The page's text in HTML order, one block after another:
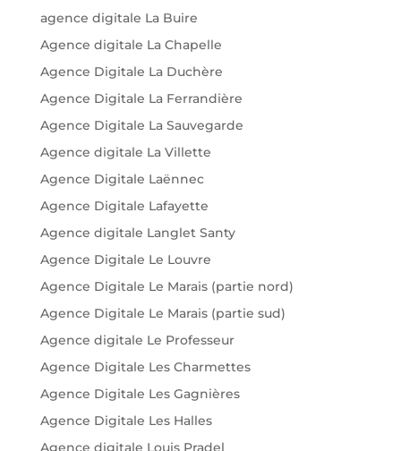
agence digitale La Buire
Agence digitale La Chapelle
Agence Digitale La Duchère
Agence Digitale La Ferrandière
Agence Digitale La Sauvegarde
Agence digitale La Villette
Agence Digitale Laënnec
Agence Digitale Lafayette
Agence digitale Langlet Santy
Agence Digitale Le Louvre
Agence Digitale Le Marais (partie nord)
Agence Digitale Le Marais (partie sud)
Agence digitale Le Professeur
Agence Digitale Les Charmettes
Agence Digitale Les Gagnières
Agence Digitale Les Halles
Agence digitale Louis Pradel